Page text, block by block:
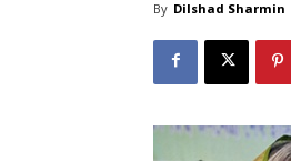
By Dilshad Sharmin